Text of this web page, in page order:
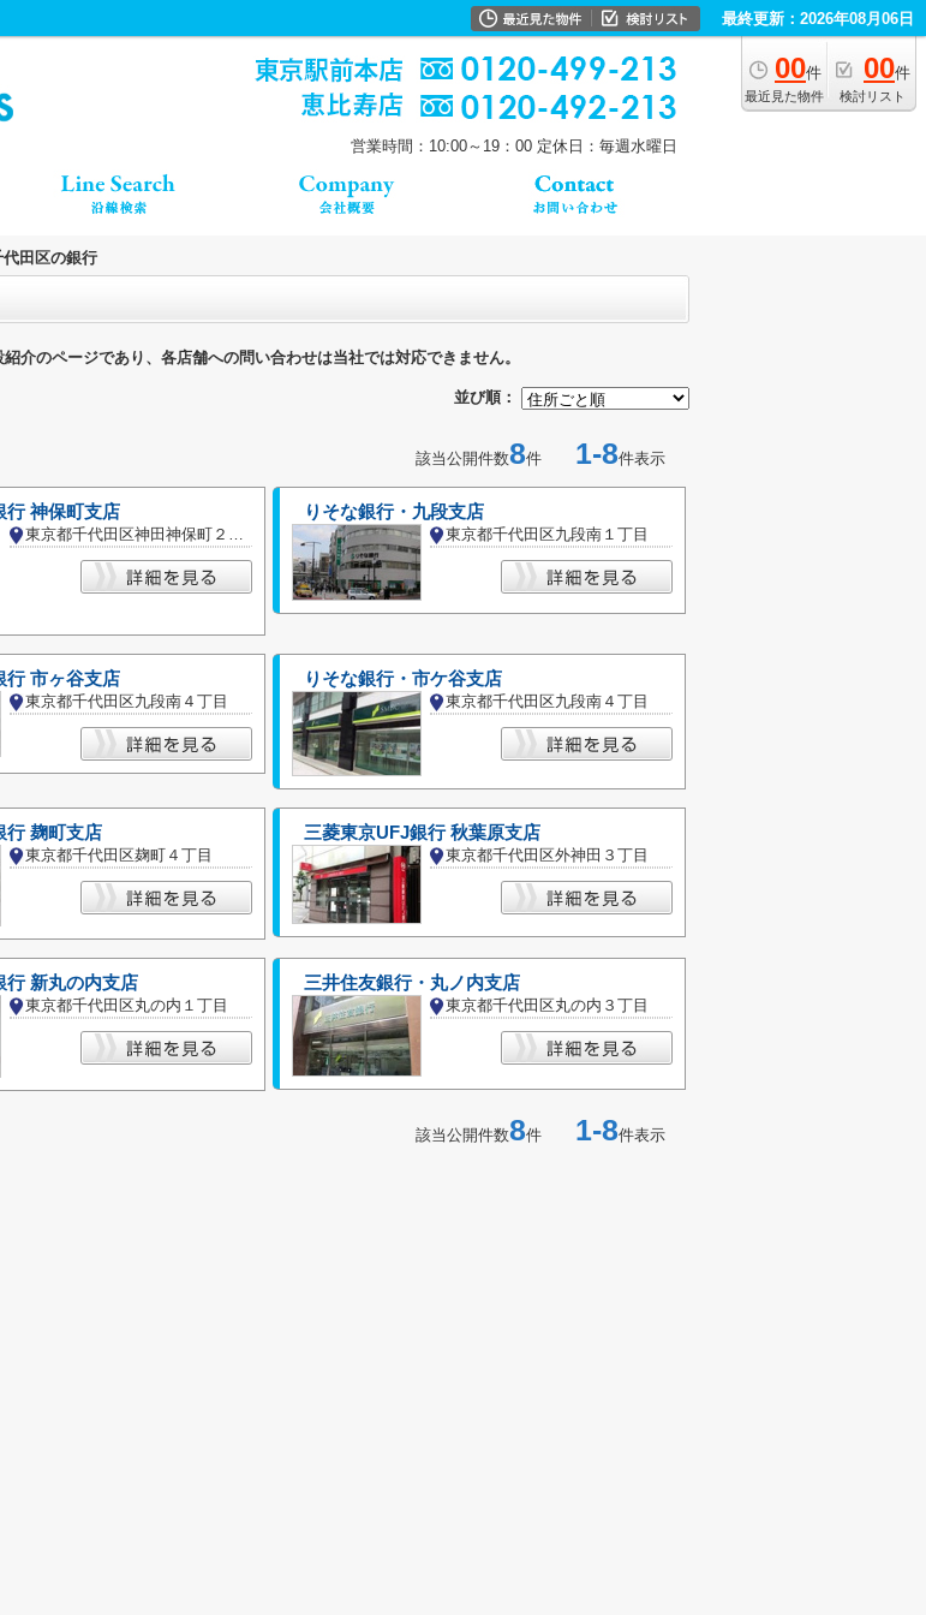
最終更新：2026年08月06日
00件
最近見た物件
00件
検討リスト
営業時間：10:00～19：00 定休日：毎週水曜日
代田区の銀行
介のページであり、各店舗への問い合わせは当社では対応できません。
並び順：
該当公開件数8件 1-8件表示
行 神保町支店
東京都千代田区神田神保町２丁目
りそな銀行・九段支店
東京都千代田区九段南１丁目
行 市ヶ谷支店
東京都千代田区九段南４丁目
りそな銀行・市ケ谷支店
東京都千代田区九段南４丁目
行 麹町支店
東京都千代田区麹町４丁目
三菱東京UFJ銀行 秋葉原支店
東京都千代田区外神田３丁目
行 新丸の内支店
東京都千代田区丸の内１丁目
三井住友銀行・丸ノ内支店
東京都千代田区丸の内３丁目
該当公開件数8件 1-8件表示